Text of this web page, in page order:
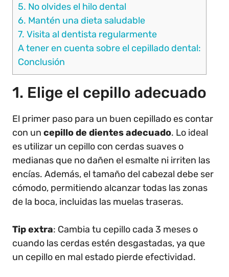
5. No olvides el hilo dental
6. Mantén una dieta saludable
7. Visita al dentista regularmente
A tener en cuenta sobre el cepillado dental:
Conclusión
1. Elige el cepillo adecuado
El primer paso para un buen cepillado es contar
con un cepillo de dientes adecuado. Lo ideal
es utilizar un cepillo con cerdas suaves o
medianas que no dañen el esmalte ni irriten las
encías. Además, el tamaño del cabezal debe ser
cómodo, permitiendo alcanzar todas las zonas
de la boca, incluidas las muelas traseras.
Tip extra: Cambia tu cepillo cada 3 meses o
cuando las cerdas estén desgastadas, ya que
un cepillo en mal estado pierde efectividad.